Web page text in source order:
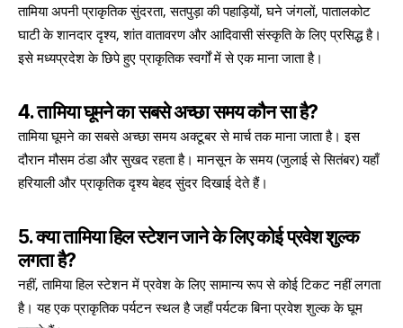
तामिया अपनी प्राकृतिक सुंदरता, सतपुड़ा की पहाड़ियों, घने जंगलों, पातालकोट
घाटी के शानदार दृश्य, शांत वातावरण और आदिवासी संस्कृति के लिए प्रसिद्ध है।
इसे मध्यप्रदेश के छिपे हुए प्राकृतिक स्वर्गों में से एक माना जाता है।
4. तामिया घूमने का सबसे अच्छा समय कौन सा है?
तामिया घूमने का सबसे अच्छा समय अक्टूबर से मार्च तक माना जाता है। इस
दौरान मौसम ठंडा और सुखद रहता है। मानसून के समय (जुलाई से सितंबर) यहाँ
हरियाली और प्राकृतिक दृश्य बेहद सुंदर दिखाई देते हैं।
5. क्या तामिया हिल स्टेशन जाने के लिए कोई प्रवेश शुल्क
लगता है?
नहीं, तामिया हिल स्टेशन में प्रवेश के लिए सामान्य रूप से कोई टिकट नहीं लगता
है। यह एक प्राकृतिक पर्यटन स्थल है जहाँ पर्यटक बिना प्रवेश शुल्क के घूम